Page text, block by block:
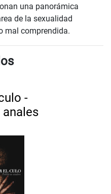
una panorámica
de la sexualidad
mal comprendida.
-